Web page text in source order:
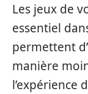
Les jeux de
essentiel
permettent
manière
l’expérience